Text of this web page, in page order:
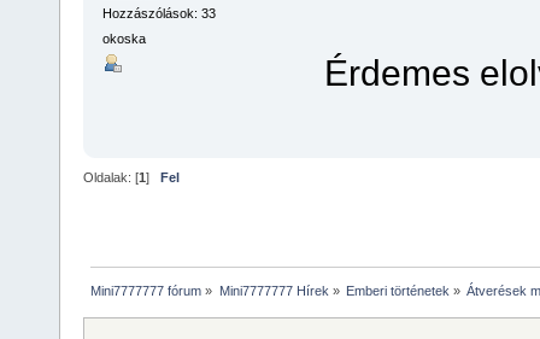
Hozzászólások: 33
okoska
Érdemes
Oldalak: [1] Fel
Mini7777777 fórum » Mini7777777 Hírek » Emberi történetek » Átverések